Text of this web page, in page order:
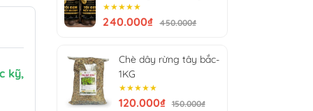
kỹ,
★★★★★
240.000₫ 450.000₫
Chè dây rừng tây bắc-
1KG
★★★★★
120.000₫ 150.000₫